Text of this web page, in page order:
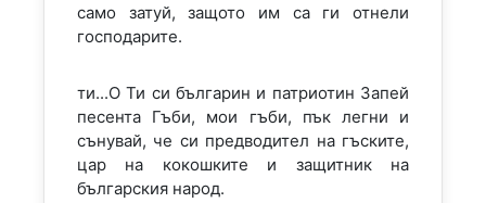
само затуй, защото им са ги отнели
господарите.
ти...О Ти си българин и патриотин Запей
песента Гъби, мои гъби, пък легни и
сънувай, че си предводител на гъските,
цар на кокошките и защитник на
българския народ.